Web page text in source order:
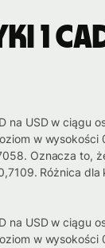
1
na USD w ciągu
w wysokości
Oznacza to,
Różnica dla
na USD w ciągu
w wysokości